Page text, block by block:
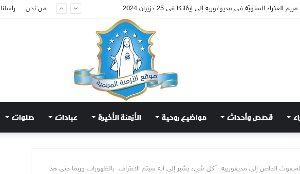
سبوت بدل خمسة لتعويض قلب مريم الطاهر هذا ما يطلبه يسوع! من نحن راسلنا
قصص وأحداث مواضيع روحية الأزمنة الأخيرة عبادات صلوات
الخاص إلى مديغورييه: “كل شيء يشير إلى أنه سيتم الاعتراف بالظهورات وربما حتى هذا